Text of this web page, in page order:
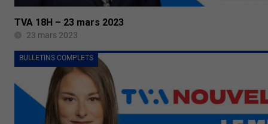
TVA 18H – 23 mars 2023
23 mars 2023
BULLETINS COMPLETS